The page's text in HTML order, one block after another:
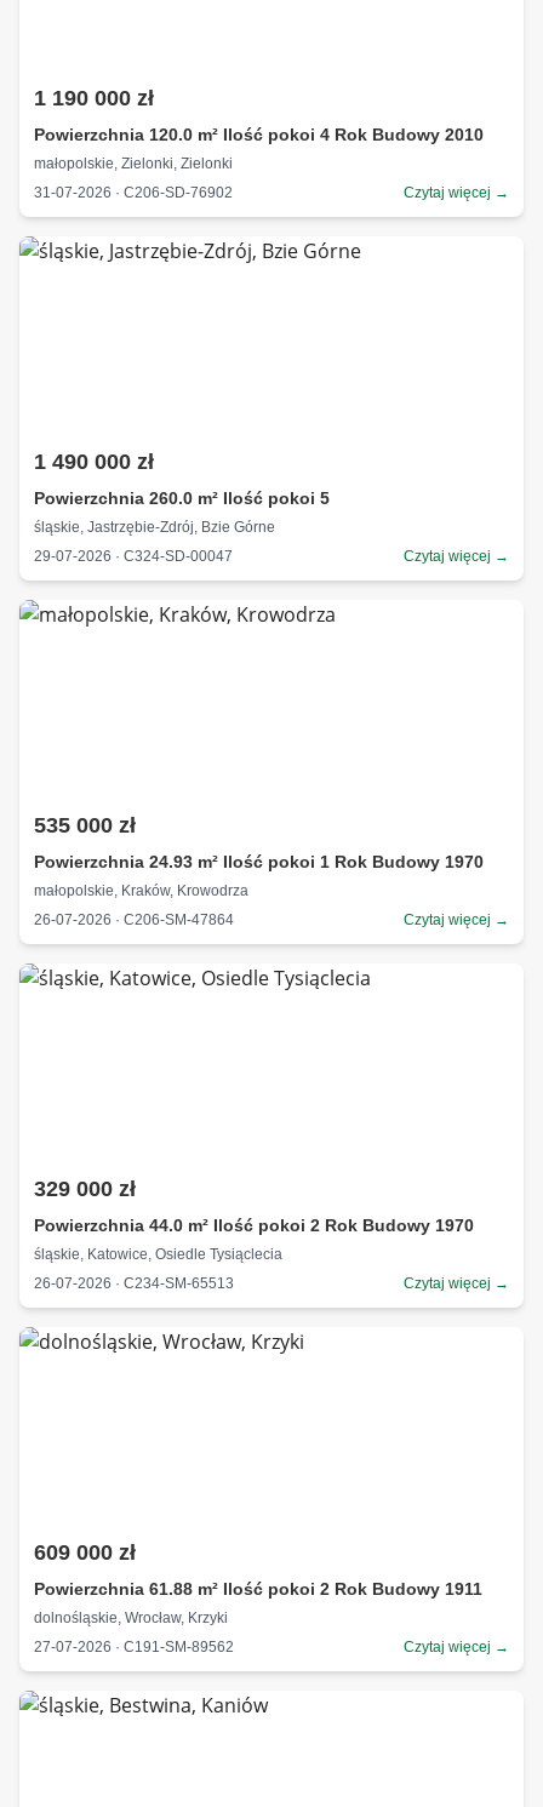
1 190 000 zł
Powierzchnia 120.0 m² Ilość pokoi 4 Rok Budowy 2010
małopolskie, Zielonki, Zielonki
31-07-2026 · C206-SD-76902
Czytaj więcej →
1 490 000 zł
Powierzchnia 260.0 m² Ilość pokoi 5
śląskie, Jastrzębie-Zdrój, Bzie Górne
29-07-2026 · C324-SD-00047
Czytaj więcej →
535 000 zł
Powierzchnia 24.93 m² Ilość pokoi 1 Rok Budowy 1970
małopolskie, Kraków, Krowodrza
26-07-2026 · C206-SM-47864
Czytaj więcej →
329 000 zł
Powierzchnia 44.0 m² Ilość pokoi 2 Rok Budowy 1970
śląskie, Katowice, Osiedle Tysiąclecia
26-07-2026 · C234-SM-65513
Czytaj więcej →
609 000 zł
Powierzchnia 61.88 m² Ilość pokoi 2 Rok Budowy 1911
dolnośląskie, Wrocław, Krzyki
27-07-2026 · C191-SM-89562
Czytaj więcej →